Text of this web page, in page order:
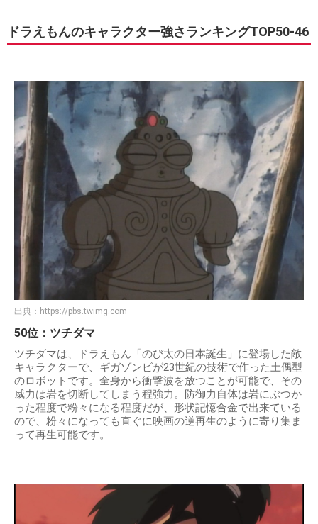
ドラえもんのキャラクター強さランキングTOP50-46
出典： https://pbs.twimg.com
50位：ツチダマ
ツチダマは、ドラえもん「のび太の日本誕生」に登場した敵
キャラクターで、ギガゾンビが23世紀の技術で作った土偶型
のロボットです。全身から衝撃波を放つことが可能で、その
威力は岩を切断してしまう程強力。防御力自体は岩にぶつか
った程度で粉々になる程度だが、形状記憶合金で出来ている
ので、粉々になっても直ぐに映画の逆再生のように寄り集ま
って再生可能です。